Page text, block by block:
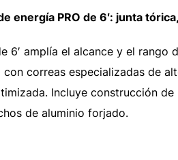
energía PRO de 6′: junta
6′ amplía el alcance y el
correas especializadas de
Incluye construcción
de aluminio forjado.